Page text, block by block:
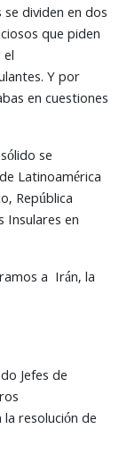
dividen en dos
que piden
Y por
en cuestiones
se
Latinoamérica
República
Insulares en
a Irán, la
Jefes de
resolución de